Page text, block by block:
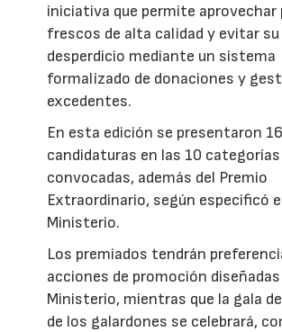
iniciativa que permite
frescos de alta calidad y evitar su
desperdicio mediante un sistema
formalizado de donaciones y
excedentes.
En esta edición se presentaron
candidaturas en las 10 categorías
convocadas, además del Premio
Extraordinario, según especificó
Ministerio.
Los premiados tendrán
acciones de promoción
Ministerio, mientras que la gala
de los galardones se celebrará,